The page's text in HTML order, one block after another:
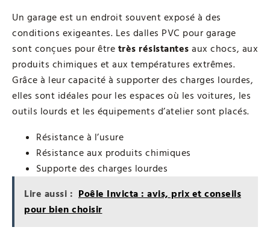
Un garage est un endroit souvent exposé à des
conditions exigeantes. Les dalles PVC pour garage
sont conçues pour être très résistantes aux chocs, aux
produits chimiques et aux températures extrêmes.
Grâce à leur capacité à supporter des charges lourdes,
elles sont idéales pour les espaces où les voitures, les
outils lourds et les équipements d’atelier sont placés.
Résistance à l’usure
Résistance aux produits chimiques
Supporte des charges lourdes
Lire aussi : Poêle Invicta : avis, prix et conseils
pour bien choisir